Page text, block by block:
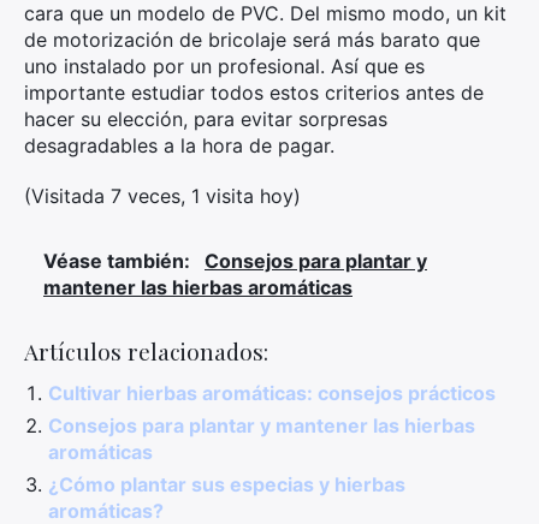
cara que un modelo de PVC. Del mismo modo, un kit
de motorización de bricolaje será más barato que
uno instalado por un profesional. Así que es
importante estudiar todos estos criterios antes de
hacer su elección, para evitar sorpresas
desagradables a la hora de pagar.
(Visitada 7 veces, 1 visita hoy)
Véase también:
Consejos para plantar y
mantener las hierbas aromáticas
Artículos relacionados:
Cultivar hierbas aromáticas: consejos prácticos
Consejos para plantar y mantener las hierbas
aromáticas
¿Cómo plantar sus especias y hierbas
aromáticas?